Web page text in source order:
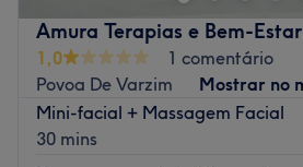
Transporte público mais próximo:
A equipa:
Uma equipa com anos de
constante formação, para poder
tratamentos.
Amura Terapias e Bem-Estar
1,0
1 comentário
Povoa De Varzim
Mostrar no
Mini-facial + Massagem Facial
30 mins